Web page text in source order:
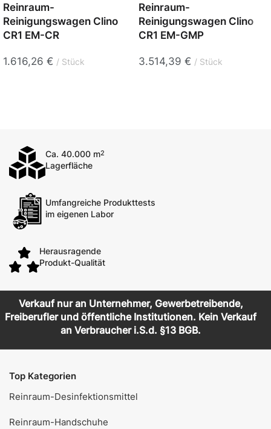
Reinraum-
Reinigungswagen Clino
CR1 EM-CR
1.616,26 € Stück
Reinraum-
Reinigungswagen Clino
CR1 EM-GMP
3.514,39 € Stück
Ca. 40.000 m2
Lagerfläche
Umfangreiche Produkttests
im eigenen Labor
Herausragende
Produkt-Qualität
Verkauf nur an Unternehmer, Gewerbetreibende,
Freiberufler und öffentliche Institutionen. Kein Verkauf
an Verbraucher i.S.d. §13 BGB.
Top Kategorien
Reinraum-Desinfektionsmittel
Reinraum-Handschuhe